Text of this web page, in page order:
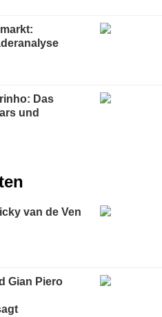
Das
und
van de Ven
Gian Piero